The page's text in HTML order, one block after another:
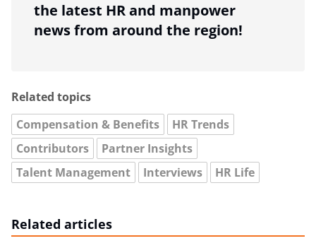
the latest HR and manpower
news from around the region!
Related topics
Compensation & Benefits
HR Trends
Contributors
Partner Insights
Talent Management
Interviews HR Life
Related articles